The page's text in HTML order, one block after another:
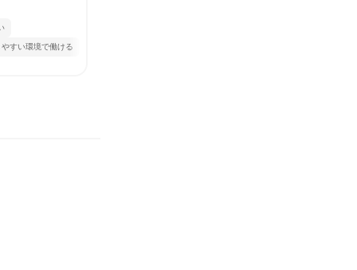
すい環境で働ける